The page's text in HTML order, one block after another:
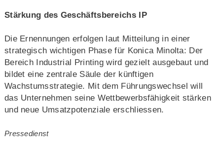
Stärkung des Geschäftsbereichs IP
Die Ernennungen erfolgen laut Mitteilung in einer
strategisch wichtigen Phase für Konica Minolta: Der
Bereich Industrial Printing wird gezielt ausgebaut und
bildet eine zentrale Säule der künftigen
Wachstumsstrategie. Mit dem Führungswechsel will
das Unternehmen seine Wettbewerbsfähigkeit stärken
und neue Umsatzpotenziale erschliessen.
Pressedienst